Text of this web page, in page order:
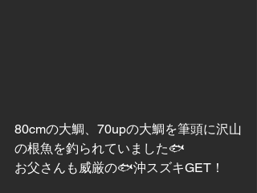
80cmの大鯛、70upの大鯛を筆頭に沢山
の根魚を釣られていました🐟
お父さんも威厳の🐟沖スズキGET！